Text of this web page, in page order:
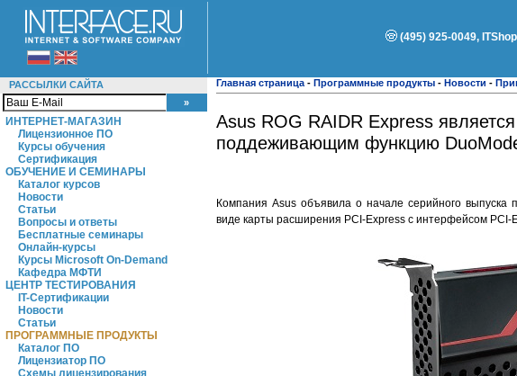
(495) 925-0049,
РАССЫЛКИ САЙТА
ИНТЕРНЕТ-МАГАЗИН
Лицензионное ПО
Курсы обучения
Сертификация
ОБУЧЕНИЕ И СЕМИНАРЫ
Каталог курсов
Новости
Статьи
Вопросы и ответы
Бесплатные семинары
Онлайн-курсы
Курсы Microsoft On-Demand
Кафедра МФТИ
ЦЕНТР ТЕСТИРОВАНИЯ
IT-Сертификации
Новости
Статьи
ПРОГРАММНЫЕ ПРОДУКТЫ
Каталог ПО
Лицензиатор ПО
Схемы лицензирования
Главная страница - Программные продукты - Новости -
Asus ROG RAIDR Express
поддеживающим функцию
Компания Asus объявила о начале серийного выпуска
виде карты расширения PCI-Express с интерфейсом